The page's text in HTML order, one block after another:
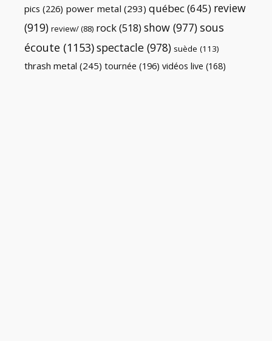
pics (226) power metal (293) québec(645) review
(919) review/(88) rock(518) show (977) sous
écoute (1153)spectacle (978) suède (113)
thrash metal (245) tournée (196) vidéos live (168)